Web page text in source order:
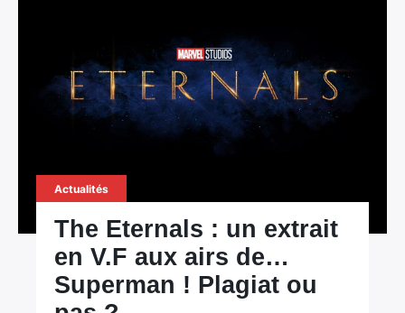
Actualités
The Eternals : un extrait
en V.F aux airs de…
Superman ! Plagiat ou